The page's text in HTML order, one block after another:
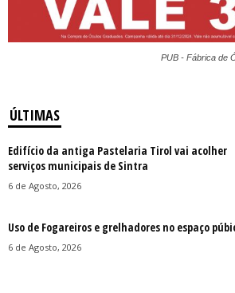
PUB - Fábrica de
ÚLTIMAS
Edifício da antiga Pastelaria Tirol vai acolher
serviços municipais de Sintra
6 de Agosto, 2026
Uso de Fogareiros e grelhadores no espaço
6 de Agosto, 2026